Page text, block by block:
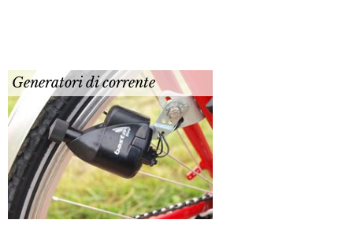
Generatori di corrente